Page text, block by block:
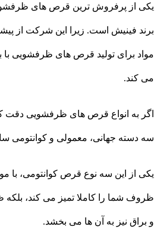
یکی از پرفروش ترین قرص های
برند فینیش است. زیرا این شرکت از
مواد برای تولید قرص های ظرفشویی با
می کند.
اگر به انواع قرص های ظرفشویی دقت
سه دسته جهانی، معمولی و کوانتومی
یکی از این سه نوع قرص کوانتومی، با
ظروف شما را کاملا تمیز می کند،
و براق نیز به آن ها می بخشد.